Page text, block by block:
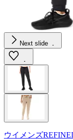
Next slide
ウイメンズ